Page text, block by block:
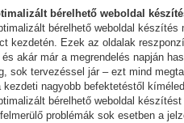
bérelhető weboldal
bérelhető weboldal
kezdetén. Ezek az oldalak
akár már a megrendelés napján
sok tervezéssel jár – ezt mind
kezdeti nagyobb befektetéstől
bérelhető weboldal
problémák sok esetben a